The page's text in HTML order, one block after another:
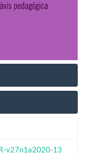
v27n1a2020-13